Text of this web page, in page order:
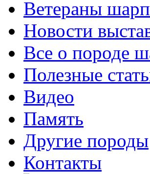
Ветераны
Новости
Все о породе
Полезные
Видео
Память
Другие породы
Контакты